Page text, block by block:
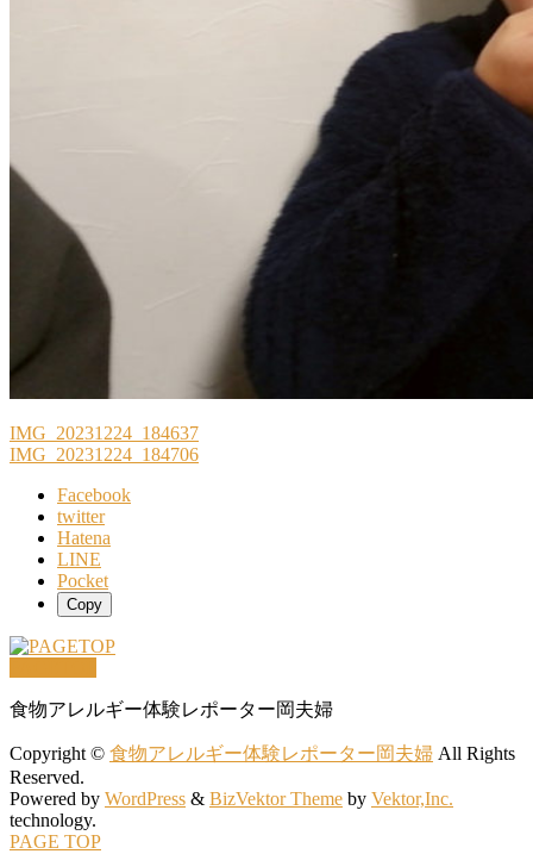
IMG_20231224_184637
IMG_20231224_184706
Facebook
twitter
Hatena
LINE
Pocket
Copy
食物アレルギー体験レポーター岡夫婦
Copyright © 食物アレルギー体験レポーター岡夫婦 All Rights
Reserved.
Powered by WordPress & BizVektor Theme by Vektor,Inc.
technology.
PAGE TOP